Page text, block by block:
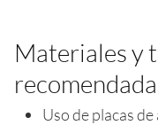
Materiales y
Uso de placas